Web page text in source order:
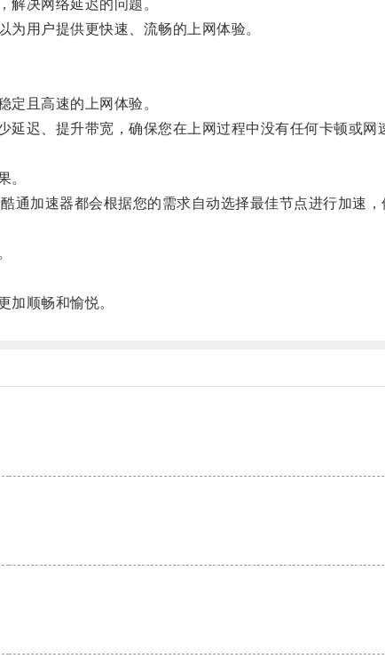
决网络延迟的问题。
用户提供更快速、流畅的上网体验。
且高速的上网体验。
、提升带宽，确保您在上网过程中没有任何卡顿或网
。
加速器都会根据您的需求自动选择最佳节点进行加速，
顺畅和愉悦。